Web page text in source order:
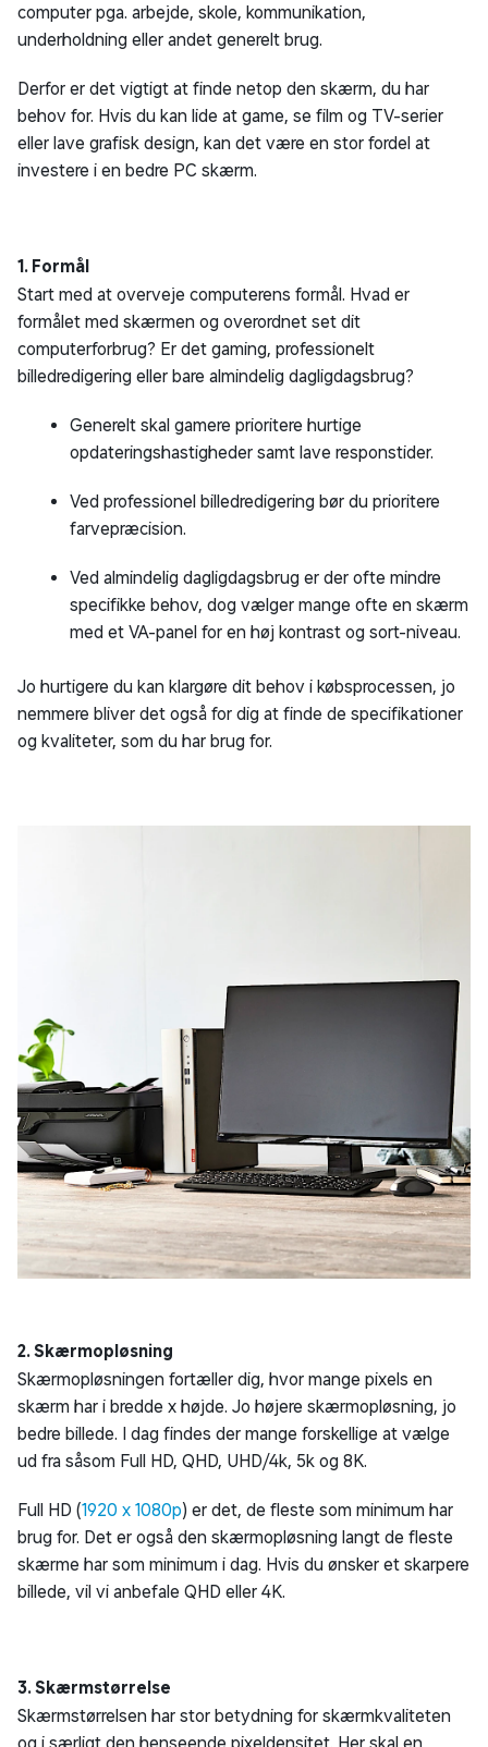
computer pga. arbejde, skole, kommunikation,
underholdning eller andet generelt brug.
Derfor er det vigtigt at finde netop den skærm, du har
behov for. Hvis du kan lide at game, se film og TV-serier
eller lave grafisk design, kan det være en stor fordel at
investere i en bedre PC skærm.
1. Formål
Start med at overveje computerens formål. Hvad er
formålet med skærmen og overordnet set dit
computerforbrug? Er det gaming, professionelt
billedredigering eller bare almindelig dagligdagsbrug?
Generelt skal gamere prioritere hurtige
opdateringshastigheder samt lave responstider.
Ved professionel billedredigering bør du prioritere
farvepræcision.
Ved almindelig dagligdagsbrug er der ofte mindre
specifikke behov, dog vælger mange ofte en skærm
med et VA-panel for en høj kontrast og sort-niveau.
Jo hurtigere du kan klargøre dit behov i købsprocessen, jo
nemmere bliver det også for dig at finde de specifikationer
og kvaliteter, som du har brug for.
2. Skærmopløsning
Skærmopløsningen fortæller dig, hvor mange pixels en
skærm har i bredde x højde. Jo højere skærmopløsning, jo
bedre billede. I dag findes der mange forskellige at vælge
ud fra såsom Full HD, QHD, UHD/4k, 5k og 8K.
Full HD (1920 x 1080p) er det, de fleste som minimum har
brug for. Det er også den skærmopløsning langt de fleste
skærme har som minimum i dag. Hvis du ønsker et skarpere
billede, vil vi anbefale QHD eller 4K.
3. Skærmstørrelse
Skærmstørrelsen har stor betydning for skærmkvaliteten
og i særligt den henseende pixeldensitet. Her skal en